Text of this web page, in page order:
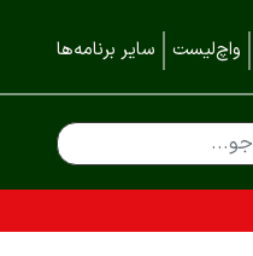
واچ‌لیست سایر برنامه‌ها